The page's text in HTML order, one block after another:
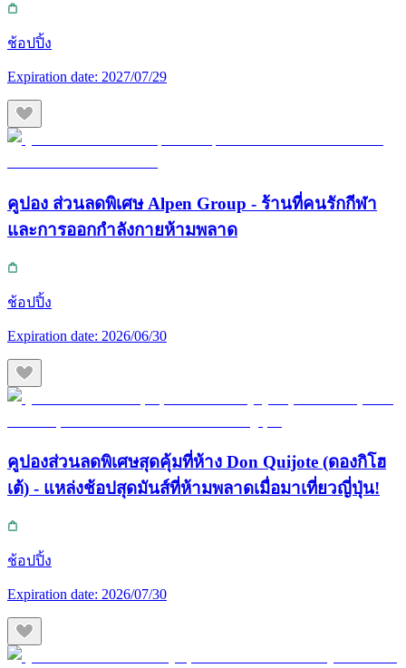
ช้อปปิ้ง
Expiration date: 2027/07/29
คูปอง ส่วนลดพิเศษ Alpen Group - ร้านที่คนรักกีฬา
และการออกกำลังกายห้ามพลาด
ช้อปปิ้ง
Expiration date: 2026/06/30
คูปองส่วนลดพิเศษสุดคุ้มที่ห้าง Don Quijote (ดองกิโฮ
เต้) - แหล่งช้อปสุดมันส์ที่ห้ามพลาดเมื่อมาเที่ยวญี่ปุ่น!
ช้อปปิ้ง
Expiration date: 2026/07/30